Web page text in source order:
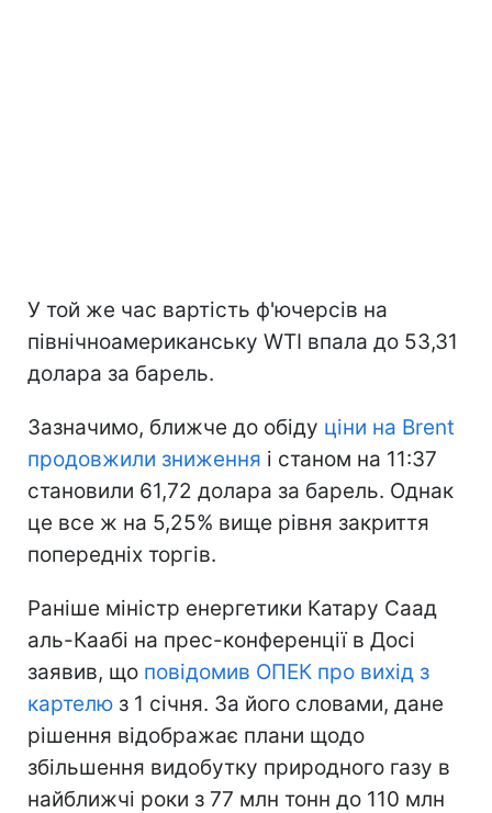
У той же час вартість ф'ючерсів на
північноамериканську WTI впала до 53,31
долара за барель.
Зазначимо, ближче до обіду ціни на Brent
продовжили зниження і станом на 11:37
становили 61,72 долара за барель. Однак
це все ж на 5,25% вище рівня закриття
попередніх торгів.
Раніше міністр енергетики Катару Саад
аль-Каабі на прес-конференції в Досі
заявив, що повідомив ОПЕК про вихід з
картелю з 1 січня. За його словами, дане
рішення відображає плани щодо
збільшення видобутку природного газу в
найближчі роки з 77 млн тонн до 110 млн